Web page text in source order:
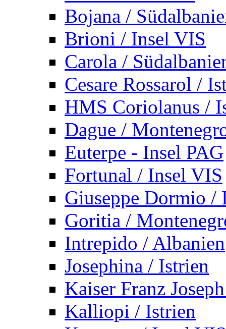
Bojana /
Brioni / Insel VIS
Carola /
Cesare Rossarol /
HMS Coriolanus /
Dague /
Euterpe - Insel PAG
Fortunal / Insel VIS
Giuseppe Dormio /
Goritia /
Intrepido / Albanien
Josephina / Istrien
Kaiser Franz
Kalliopi / Istrien